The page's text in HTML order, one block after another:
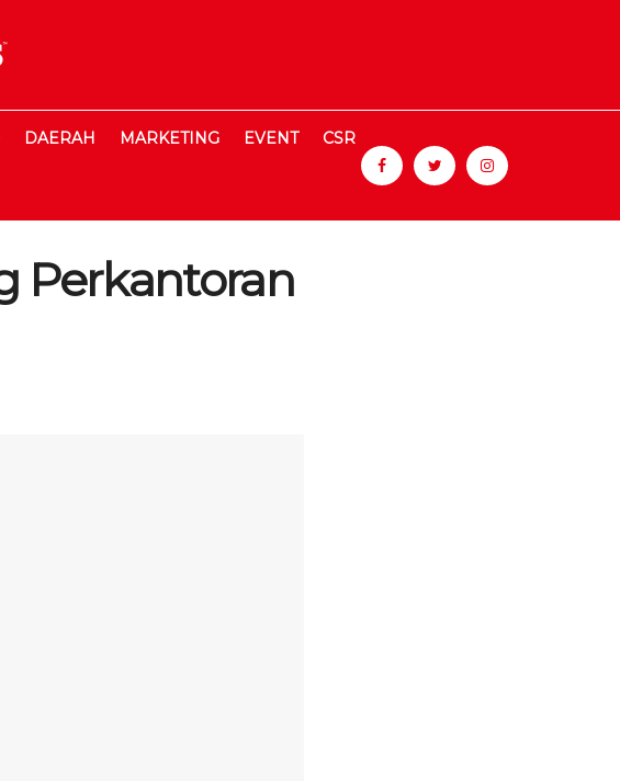
DAERAH MARKETING EVENT CSR
Perkantoran